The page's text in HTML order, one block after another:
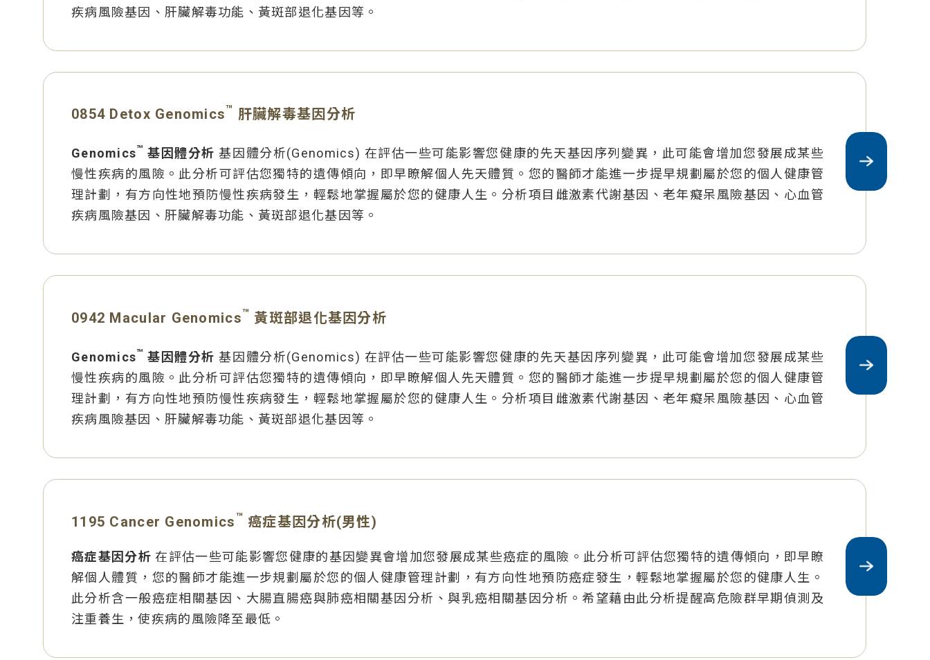
疾病風險基因、肝臟解毒功能、黃斑部退化基因等。
0854 Detox Genomics™ 肝臟解毒基因分析
Genomics™ 基因體分析基因體分析(Genomics) 在評估一些可能影響您健康的先天基因序列變異，此可能會增加您發展成某些
慢性疾病的風險。此分析可評估您獨特的遺傳傾向，即早瞭解個人先天體質。您的醫師才能進一步提早規劃屬於您的個人健康管
理計劃，有方向性地預防慢性疾病發生，輕鬆地掌握屬於您的健康人生。分析項目雌激素代謝基因、老年癡呆風險基因、心血管
疾病風險基因、肝臟解毒功能、黃斑部退化基因等。
0942 Macular Genomics™ 黃斑部退化基因分析
Genomics™ 基因體分析基因體分析(Genomics) 在評估一些可能影響您健康的先天基因序列變異，此可能會增加您發展成某些
慢性疾病的風險。此分析可評估您獨特的遺傳傾向，即早瞭解個人先天體質。您的醫師才能進一步提早規劃屬於您的個人健康管
理計劃，有方向性地預防慢性疾病發生，輕鬆地掌握屬於您的健康人生。分析項目雌激素代謝基因、老年癡呆風險基因、心血管
疾病風險基因、肝臟解毒功能、黃斑部退化基因等。
1195 Cancer Genomics ™ 癌症基因分析(男性)
癌症基因分析 在評估一些可能影響您健康的基因變異會增加您發展成某些癌症的風險。此分析可評估您獨特的遺傳傾向，即早瞭
解個人體質，您的醫師才能進一步規劃屬於您的個人健康管理計劃，有方向性地預防癌症發生，輕鬆地掌握屬於您的健康人生。
此分析含一般癌症相關基因、大腸直腸癌與肺癌相關基因分析、與乳癌相關基因分析。希望藉由此分析提醒高危險群早期偵測及
注重養生，使疾病的風險降至最低。